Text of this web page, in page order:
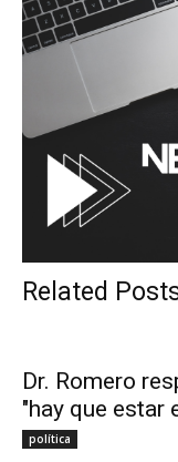
Related
Dr. Romero
"hay que estar
política